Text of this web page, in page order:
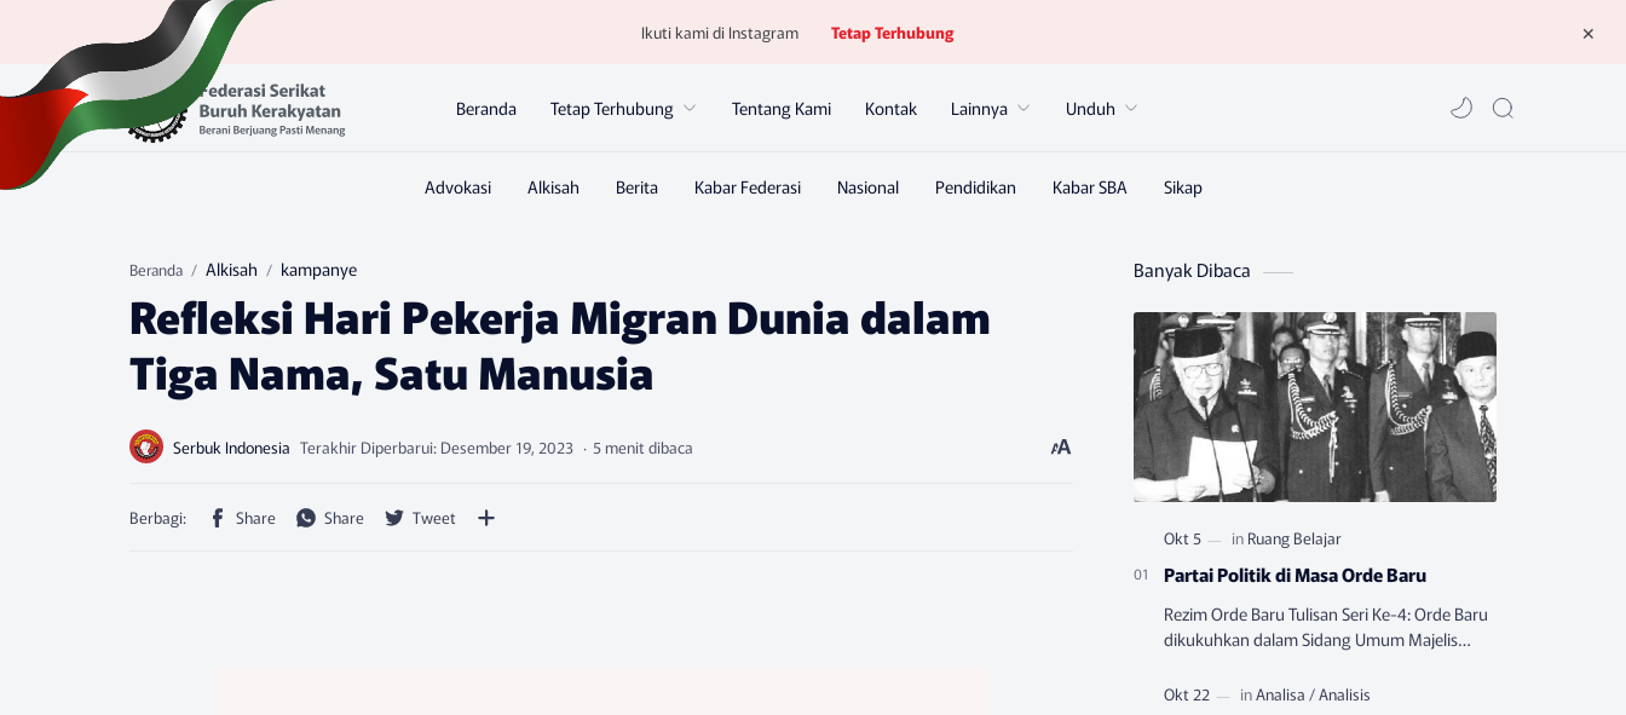
Ikuti kami di Instagram Tetap Terhubung
Beranda Tetap Terhubung Tentang Kami Kontak Lainnya Unduh
Beranda Alkisah kampanye
Refleksi Hari Pekerja Migran Dunia dalam
Tiga Nama, Satu Manusia
5 menit dibaca
Banyak Dibaca
Partai Politik di Masa Orde Baru
Rezim Orde Baru Tulisan Seri Ke-4: Orde Baru
dikukuhkan dalam Sidang Umum Majelis
yang berlangsung pada Juni-…